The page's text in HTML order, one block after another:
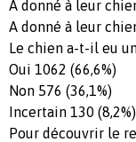
A donné à leur
A donné à leur
Le chien a-t-il eu
Oui 1062 (66,6%)
Non 576 (36,1%)
Incertain 130 (8,2%)
Pour découvrir le